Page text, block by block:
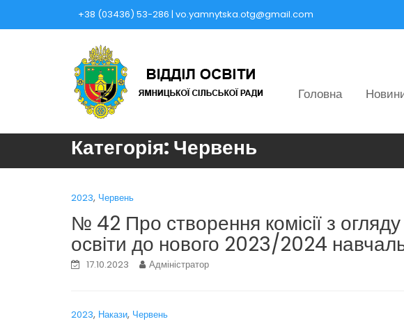
+38 (03436) 53-286 | vo.yamnytska.otg@gmail.com
Головна
Категорія: Червень
2023, Червень
№ 42 Про створення комісії з огляду
освіти до нового 2023/2024
17.10.2023 Адміністратор
2023, Накази, Червень